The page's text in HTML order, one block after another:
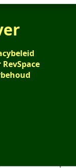
RevSpace